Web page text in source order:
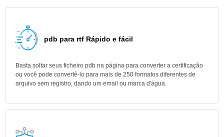
pdb para rtf Rápido e fácil
Basta soltar seus ficheiro pdb na página para converter a certificação
ou você pode convertê-lo para mais de 250 formatos diferentes de
arquivo sem registro, dando um email ou marca d'água.